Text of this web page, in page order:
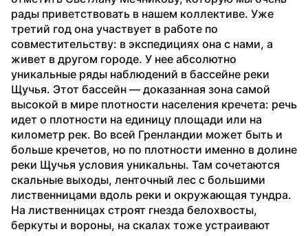
рады приветствовать в нашем коллективе. Уже
третий год она участвует в работе по
совместительству: в экспедициях она с нами, а
живет в другом городе. У нее абсолютно
уникальные ряды наблюдений в бассейне реки
Щучья. Этот бассейн — доказанная зона самой
высокой в мире плотности населения кречета: речь
идет о плотности на единицу площади или на
километр рек. Во всей Гренландии может быть и
больше кречетов, но по плотности именно в долине
реки Щучья условия уникальны. Там сочетаются
скальные выходы, ленточный лес с большими
лиственницами вдоль реки и окружающая тундра.
На лиственницах строят гнезда белохвосты,
беркуты и вороны, на скалах тоже устраивают